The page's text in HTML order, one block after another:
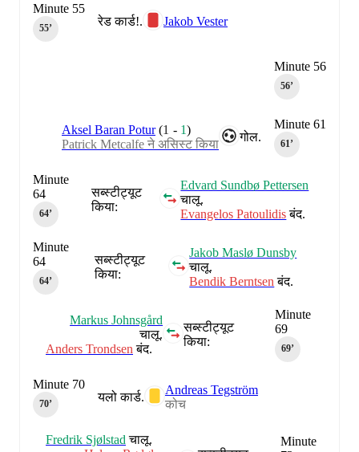
रेड कार्ड!. Jakob Vester
Minute 55
55‎’‎
Minute 56
56‎’‎
Minute 61
61‎’‎
गोल.
Aksel Baran Potur (1 - 1)
Patrick Metcalfe ने असिस्ट किया
सब्स्टीट्यूट
किया:
Edvard Sundbø Pettersen
चालू.
Evangelos Patoulidisबंद.
Minute
64
64‎’‎
सब्स्टीट्यूट
किया:
Jakob Maslø Dunsby
चालू.
Bendik Berntsen बंद.
Minute
64
64‎’‎
Minute
69
69‎’‎
सब्स्टीट्यूट
किया:
Markus Johnsgård
चालू.
Anders Trondsen बंद.
यलो कार्ड.
Andreas Tegström
कोच
Minute 70
70‎’‎
Minute
Fredrik Sjølstad चालू.